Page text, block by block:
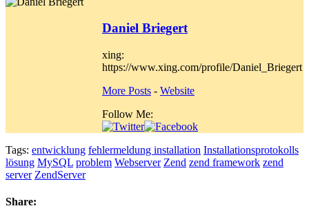
Daniel Briegert
xing:
https://www.xing.com/profile/Daniel_Briegert
More Posts - Website
Follow Me:
Tags: entwicklung fehlermeldung installation Installationsprotokolls
lösung MySQL problem Webserver Zend zend framework zend
server ZendServer
Share: